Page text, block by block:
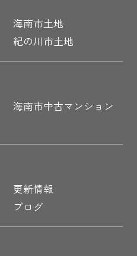
海南市土地
紀の川市土地
海南市中古マンション
更新情報
ブログ